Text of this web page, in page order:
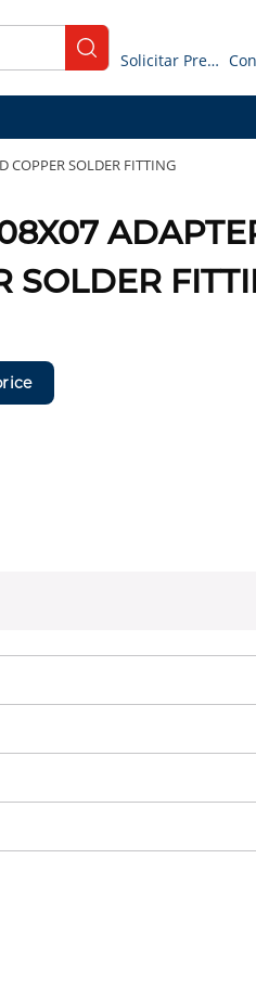
submit search
Solicitar Presupuesto
SOLDER FITTING
SOLDER